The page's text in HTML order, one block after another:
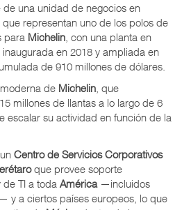
de una unidad de negocios en
, que representan uno de los polos de
para Michelin , con una planta en
en 2018 y ampliada en
de 910 millones de dólares.
de Michelin , que
millones de llantas a lo largo de 6
escalar su actividad en función de la
Centro de Servicios Corporativos
que provee soporte
TI a toda América—incluidos
y a ciertos países europeos, lo que